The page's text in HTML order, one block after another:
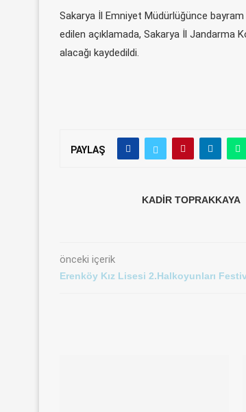
Sakarya İl Emniyet Müdürlüğünce
edilen açıklamada, Sakarya İl Jandarma
alacağı kaydedildi.
PAYLAŞ
KADIR TOPRAKKAYA
önceki içerik
Erenköy Kız Lisesi 2.Halkoyunları